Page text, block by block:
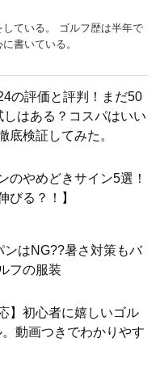
ている。 ゴルフ歴は半年で
書いている。
の評価と評判！まだ50
はある？コスパはいい
底検証してみた。
のやめどきサイン5選！
びる？！】
ンはNG??暑さ対策もバ
フの服装
】初心者に嬉しいゴル
動画つきでわかりやす